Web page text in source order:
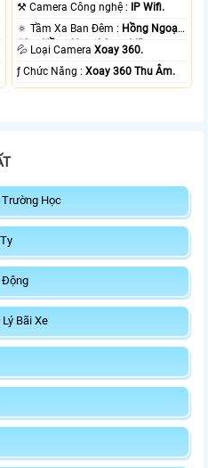
⚒ Camera Công nghệ :
IP Wifi.
🔅 Tầm Xa Ban Đêm : Hồng Ngoại
10m Hồng Ngoại Smart IR.
💦 Loại CameraXoay 360.
️ƒ Chức Năng :Xoay 360 Thu Âm.
Trường Học
Động
Bãi Xe